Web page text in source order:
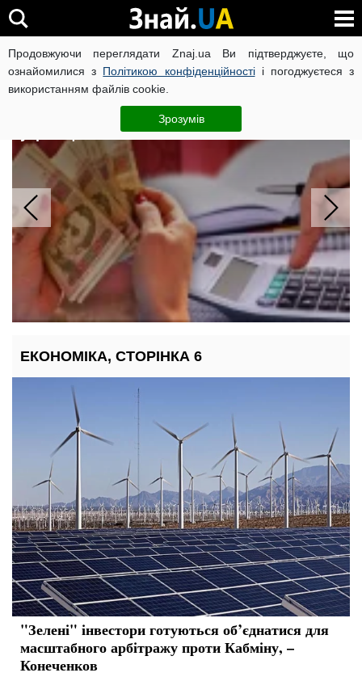
Продовжуючи переглядати Znaj.ua Ви підтверджуєте, що
ознайомилися з Політикою конфіденційностіі погоджуєтеся з
використанням файлів cookie.
Зрозумів
ВІЙНА РОСІЇ ПРОТИ УКРАЇНИ КОРОНАВІРУС В УКРАЇНІ
Надбавка до пенсії від 597 до 908
грн: за які заслуги ПФУ доплатить
ЕКОНОМІКА, СТОРІНКА 6
"Зелені" інвестори готуються об’єднатися для
масштабного арбітражу проти Кабміну, –
Конеченков